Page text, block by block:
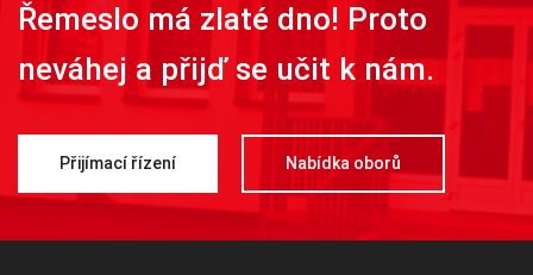
Řemeslo má zlaté dno! Proto
neváhej a přijď se učit k nám.
Přijímací řízení Nabídka oborů